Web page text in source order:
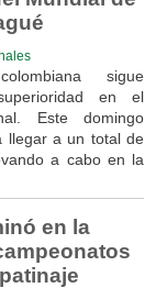
sigue
en el
Este domingo
llegar a un total de
a cabo en la
en la